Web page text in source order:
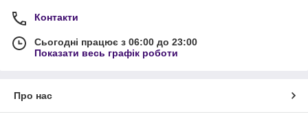
Контакти
Сьогодні працює з 06:00 до 23:00
Показати весь графік роботи
Про нас